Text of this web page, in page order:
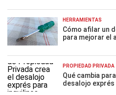
HERRAMIENTAS
Cómo afilar un
para mejorar el
PROPIEDAD PRIVADA
Qué cambia
desalojo exprés